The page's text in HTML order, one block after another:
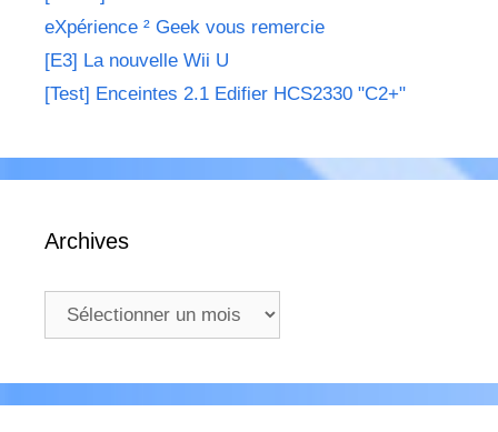
eXpérience ² Geek vous remercie
[E3] La nouvelle Wii U
[Test] Enceintes 2.1 Edifier HCS2330 "C2+"
Archives
Archives